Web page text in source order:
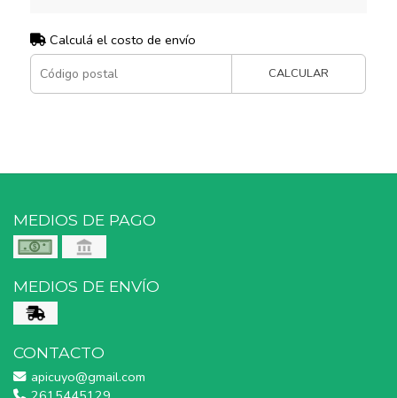
Calculá el costo de envío
CALCULAR
MEDIOS DE PAGO
MEDIOS DE ENVÍO
CONTACTO
apicuyo@gmail.com